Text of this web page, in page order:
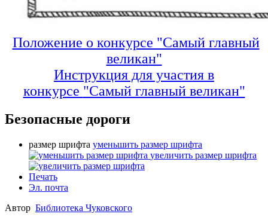
Положение о конкурсе "Самый главный
великан"
Инструкция для участия в
конкурсе "Самый главный великан"
Безопасные дороги
размер шрифта уменьшить размер шрифта
увеличить размер шрифта
Печать
Эл. почта
Автор Библиотека Чуковского